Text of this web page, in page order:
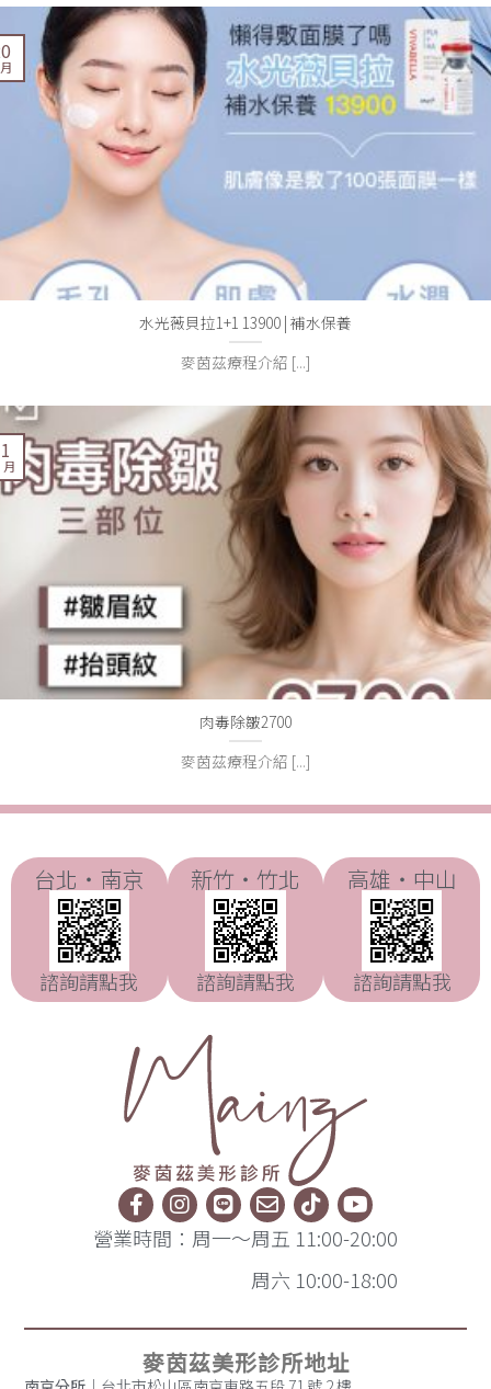
水光薇貝拉1+1 13900 | 補水保養
麥茵茲療程介紹 [...]
肉毒除皺2700
麥茵茲療程介紹 [...]
台北・南京
諮詢請點我
新竹・竹北
諮詢請點我
高雄・中山
諮詢請點我
營業時間：周一～周五 11:00-20:00
周六 10:00-18:00
麥茵茲美形診所地址